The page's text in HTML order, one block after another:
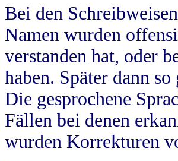
Bei den
Namen wurden
verstanden hat, oder
haben. Später dann
Die gesprochene
Fällen bei denen
wurden Korrekturen